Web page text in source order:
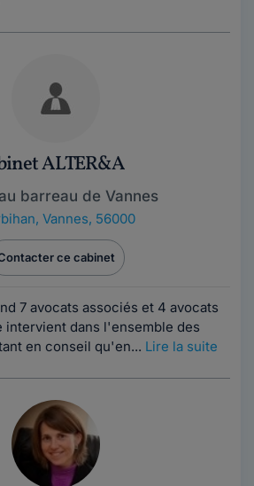
ALTER&A
barreau de Vannes
, Vannes, 56000
ce cabinet
7 avocats associés et 4 avocats
intervient dans l'ensemble des
en conseil qu'en... Lire la suite